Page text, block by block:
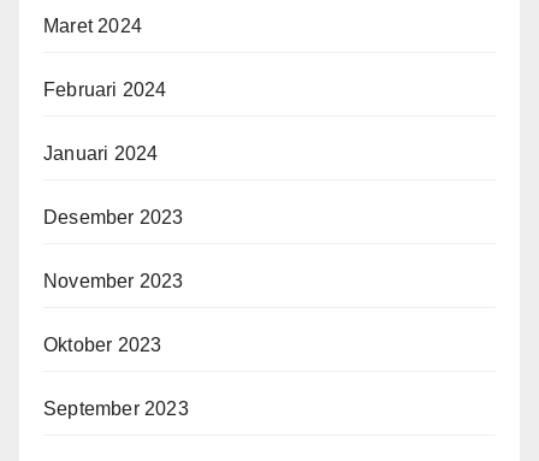
Maret 2024
Februari 2024
Januari 2024
Desember 2023
November 2023
Oktober 2023
September 2023